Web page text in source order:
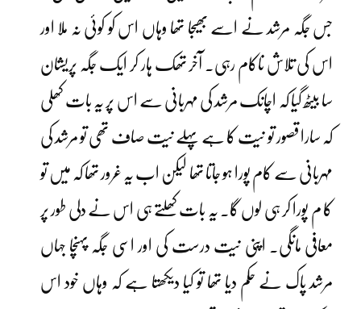
جس جگہ مرشد نے اسے بھیجا تھا وہاں اس کو کوئی نہ ملا اور
اس کی تلاش ناکام رہی۔ آخر تھک ہار کر ایک جگہ پریشان
سا بیٹھ گیا کہ اچانک مرشد کی مہربانی سے اس پر یہ بات کھلی
کہ سارا قصور تو نیت کا ہے پہلے نیت صاف تھی تو مرشد کی
مہربانی سے کام پورا ہو جاتا تھا لیکن اب یہ غرور تھا کہ میں تو
کا م پورا کر ہی لوں گا۔ یہ بات کھلتے ہی اس نے دلی طور پر
معافی مانگی۔ اپنی نیت درست کی اور اسی جگہ پہنچا جہاں
مرشد پاک نے حکم دیا تھا تو کیا دیکھتا ہے کہ وہاں خود اس